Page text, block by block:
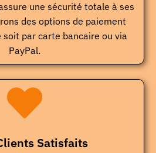
une sécurité totale à ses
des options de paiement
soit par carte bancaire ou via
PayPal.
Satisfaits